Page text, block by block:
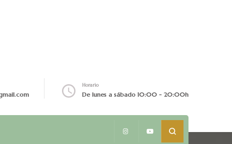
Horario
De lunes a sábado 10:00 - 20:00h